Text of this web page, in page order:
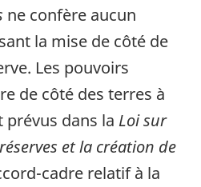
ne confère aucun
la mise de côté de
Les pouvoirs
de côté des terres à
dans la Loi sur
et la création de
cadre relatif à la